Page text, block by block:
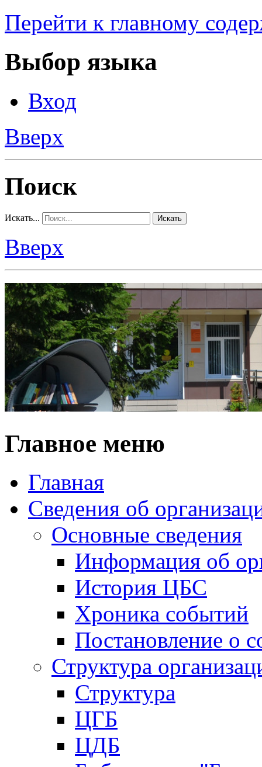
Перейти к главному
Выбор языка
Вход
Вверх
Поиск
Искать... Искать
Вверх
Главное меню
Главная
Сведения об
Основные сведения
Информация об
История ЦБС
Хроника событий
Постановление о
Структура
Структура
ЦГБ
ЦДБ